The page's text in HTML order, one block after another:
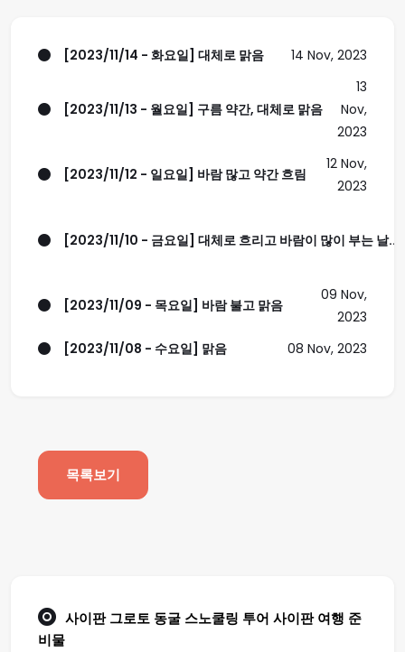
[2023/11/14 - 화요일] 대체로 맑음 14 Nov, 2023
[2023/11/13 - 월요일] 구름 약간, 대체로 맑음
13
Nov,
2023
[2023/11/12 - 일요일] 바람 많고 약간 흐림
12 Nov,
2023
[2023/11/10 - 금요일] 대체로 흐리고 바람이 많이 부는 날..
[2023/11/09 - 목요일] 바람 불고 맑음
09 Nov,
2023
[2023/11/08 - 수요일] 맑음
08 Nov, 2023
목록보기
사이판 그로토 동굴 스노쿨링 투어 사이판 여행 준
비물